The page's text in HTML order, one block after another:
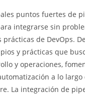
puntos fuertes de
integrarse sin
de DevOps.
y prácticas que
y operaciones,
a lo
La integración de